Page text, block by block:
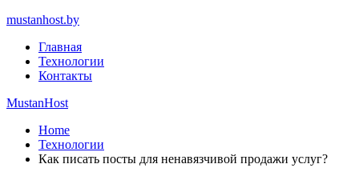
mustanhost.by
Главная
Технологии
Контакты
MustanHost
Home
Технологии
Как писать посты для ненавязчивой продажи услуг?